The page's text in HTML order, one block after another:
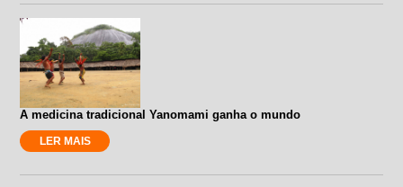
A medicina tradicional Yanomami ganha o mundo
LER MAIS